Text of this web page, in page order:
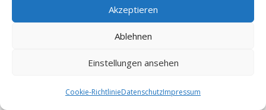
Akzeptieren
Ablehnen
Einstellungen ansehen
Cookie-RichtlinieDatenschutzImpressum
Lindenberg Vorpommern